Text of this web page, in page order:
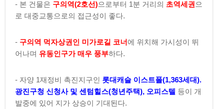
- 본 건물은 구의역(2호선)으로부터 1분 거리의 초역세권 으
로 대중교통으로의 접근성이 좋다.
- 구의역 먹자상권인 미가로길 코너 에 위치해 가시성이 뛰
어나며 유동인구가 매우 풍부하다.
- 자양 1재정비 촉진지구인 롯대캐슬 이스트폴(1,363세대).
광진구청 신청사 및 센텀힐스(청년주택), 오피스텔 등이 개
발중에 있어 지가 상승이 기대된다.